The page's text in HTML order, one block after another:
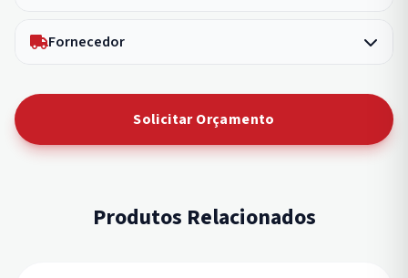
Fornecedor
Solicitar Orçamento
Produtos Relacionados